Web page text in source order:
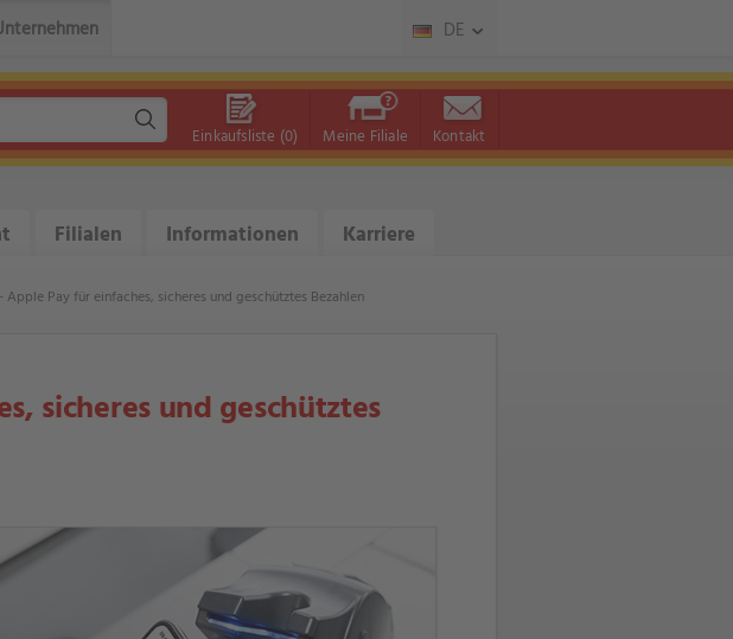
DE
Einkaufsliste (0) Meine Filiale Kontakt
Filialen Informationen Karriere
- Apple Pay für einfaches, sicheres und geschütztes Bezahlen
sicheres und geschütztes